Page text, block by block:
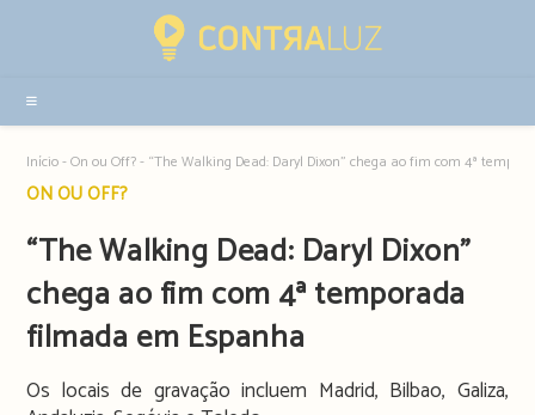
sidebar
Início-On ou Off?- “The Walking Dead: Daryl Dixon” chega ao fim com 4ª
Post
ON OU OFF?
“The Walking Dead: Daryl Dixon”
chega ao fim com 4ª temporada
filmada em Espanha
Os locais de gravação incluem Madrid, Bilbao, Galiza,